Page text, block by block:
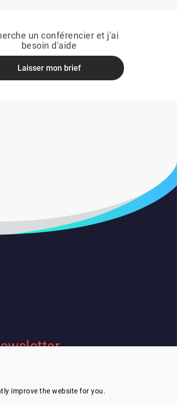
improve the website for you.
un conférencier et j'ai
besoin d'aide
Laisser mon brief
Je m'inscris